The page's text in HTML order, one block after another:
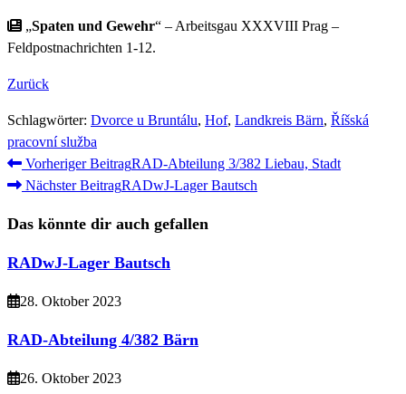
„Spaten und Gewehr“ – Arbeitsgau XXXVIII Prag –
Feldpostnachrichten 1-12.
Zurück
Schlagwörter: Dvorce u Bruntálu, Hof, Landkreis Bärn, Říšská
pracovní služba
Weitere
Artikel
ansehen
Vorheriger BeitragRAD-Abteilung 3/382 Liebau, Stadt
Nächster BeitragRADwJ-Lager Bautsch
Das könnte dir auch gefallen
RADwJ-Lager Bautsch
28. Oktober 2023
RAD-Abteilung 4/382 Bärn
26. Oktober 2023